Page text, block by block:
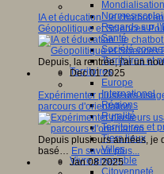
Mondialisation
Normes
Regards sur
Santé
Société
Territoires et
Territoires
Europe
International
Régions
Ruralité
Territoires et
Tiers lieux
Villes
Vivre ensemble
Citoyenneté
IA et éducation : le chatbot
Géopolitique et Sciences
Depuis, la rentrée, j'ai un
Dec 01 2025
Expérimenter plusieurs
parcours d'orientation.
Depuis plusieurs années, je
basé… En savoir plus...
Jan 08 2025